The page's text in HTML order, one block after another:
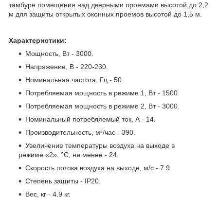
тамбуре помещения над дверными проемами высотой до 2,2
м для защиты открытых оконных проемов высотой до 1,5 м.
Характеристики:
Мощность, Вт - 3000.
Напряжение, В - 220-230.
Номинальная частота, Гц - 50.
Потребляемая мощность в режиме 1, Вт - 1500.
Потребляемая мощность в режиме 2, Вт - 3000.
Номинальный потребляемый ток, А - 14.
Производительность, м³/час - 390.
Увеличение температуры воздуха на выходе в
режиме «2», °С, не менее - 24.
Скорость потока воздуха на выходе, м/с - 7.9.
Степень защиты - IP20.
Вес, кг - 4.9 кг.